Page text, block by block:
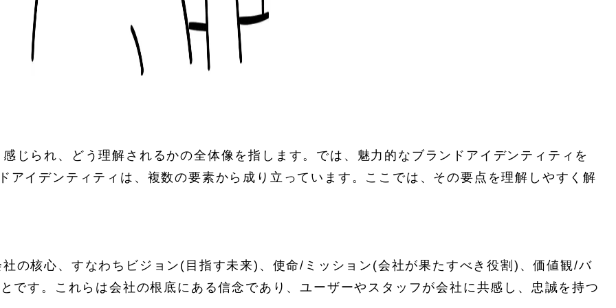
じられ、どう理解されるかの全体像を指します。では、魅力的なブランドアイデンティティを
アイデンティティは、複数の要素から成り立っています。ここでは、その要点を理解しやすく解
の核心、すなわちビジョン(目指す未来)、使命/ミッション(会社が果たすべき役割)、価値観/バ
です。これらは会社の根底にある信念であり、ユーザーやスタッフが会社に共感し、忠誠を持つ